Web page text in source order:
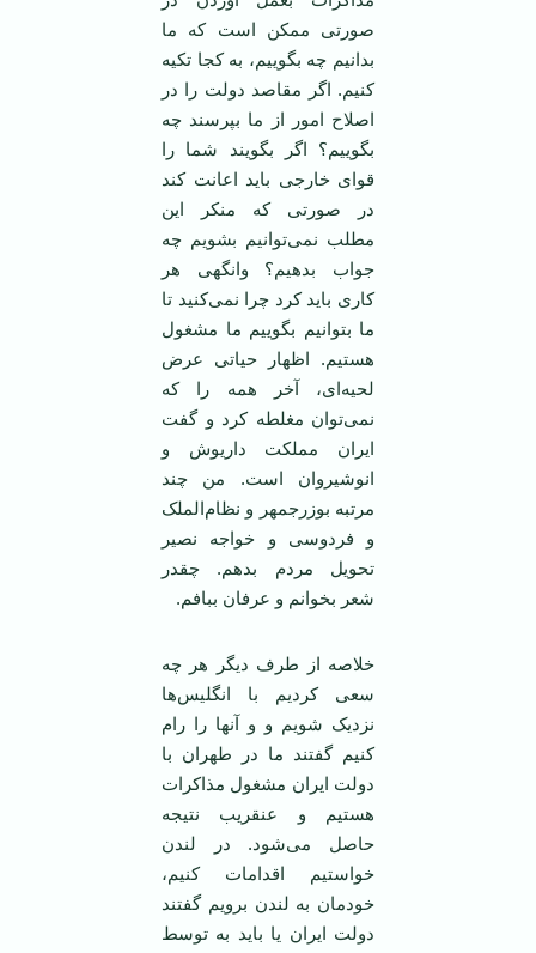
صورتی ممکن است که ما
بدانیم چه بگوییم، به کجا تکیه
کنیم. اگر مقاصد دولت را در
اصلاح امور از ما بپرسند چه
بگوییم؟ اگر بگویند شما را
قوای خارجی باید اعانت کند
در صورتی که منکر این
مطلب نمی‌توانیم بشویم چه
جواب بدهیم؟ وانگهی هر
کاری باید کرد چرا نمی‌کنید تا
ما بتوانیم بگوییم ما مشغول
هستیم. اظهار حیاتی عرض
لحیه‌ای، آخر همه را که
نمی‌توان مغلطه کرد و گفت
ایران مملکت داریوش و
انوشیروان است. من چند
مرتبه بوزرجمهر و نظام‌الملک
و فردوسی و خواجه نصیر
تحویل مردم بدهم. چقدر
شعر بخوانم و عرفان ببافم.
خلاصه از طرف دیگر هر چه
سعی کردیم با انگلیس‌ها
نزدیک شویم و و آنها را رام
کنیم گفتند ما در طهران با
دولت ایران مشغول مذاکرات
هستیم و عنقریب نتیجه
حاصل می‌شود. در لندن
خواستیم اقدامات کنیم،
خودمان به لندن برویم گفتند
دولت ایران یا باید به توسط